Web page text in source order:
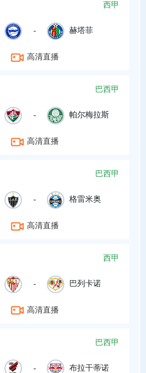
西甲
- 赫塔菲
高清直播
巴西甲
- 帕尔梅拉斯
高清直播
巴西甲
- 格雷米奥
高清直播
西甲
- 巴列卡诺
高清直播
巴西甲
- 布拉干蒂诺